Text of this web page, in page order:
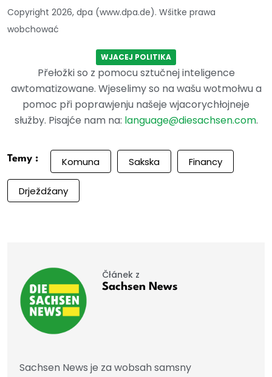
Copyright 2026, dpa (www.dpa.de). Wšitke prawa
wobchować
WJACEJ POLITIKA
Přełožki so z pomocu sztučnej inteligence
awtomatizowane. Wjeselimy so na wašu wotmołwu a
pomoc při poprawjenju našeje wjacorychłojneje
słužby. Pisajće nam na: language@diesachsen.com.
Temy : Komuna Sakska Financy
Drježdźany
Čłánek z
Sachsen News
Sachsen News je za wobsah samsny